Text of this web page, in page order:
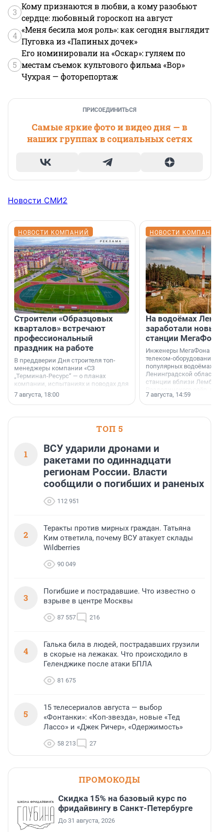
3
Кому признаются в любви, а кому разобьют
сердце: любовный гороскоп на август
4
«Меня бесила моя роль»: как сегодня выглядит
Пуговка из «Папиных дочек»
5
Его номинировали на «Оскар»: гуляем по
местам съемок культового фильма «Вор»
Чухрая — фоторепортаж
ПРИСОЕДИНИТЬСЯ
Самые яркие фото и видео дня — в
наших группах в социальных сетях
Новости СМИ2
НОВОСТИ КОМПАНИЙ
Строители «Образцовых
кварталов» встречают
профессиональный
праздник на работе
В преддверии Дня строителя топ-
менеджеры компании «СЗ
„Терминал-Ресурс“ — о планах
компании, испытаниях и поводах для
осторожного оптимизма.
7 августа, 18:00
НОВОСТИ
На водоёмах
заработали
станции
Инженеры МегаФона
телеком-оборудование
популярных водоёмах
Ленинградской
станции вблизи
недалеко от Большого
водопада.
7 августа, 14:59
ТОП 5
1
ВСУ ударили дронами и
ракетами по одиннадцати
регионам России. Власти
сообщили о погибших и раненых
112 951
2
Теракты против мирных граждан. Татьяна
Ким ответила, почему ВСУ атакует склады
Wildberries
90 049
3
Погибшие и пострадавшие. Что известно о
взрыве в центре Москвы
87 557 216
4
Галька била в людей, пострадавших грузили
в скорые на лежаках. Что происходило в
Геленджике после атаки БПЛА
81 675
5
15 телесериалов августа — выбор
«Фонтанки»: «Коп-звезда», новые «Тед
Лассо» и «Джек Ричер», «Одержимость»
58 213 27
ПРОМОКОДЫ
Скидка 15% на базовый курс по
фридайвингу в Санкт-Петербурге
До 31 августа, 2026